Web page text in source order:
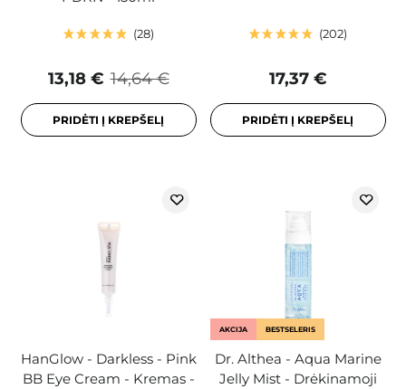
28
14,64 €
13,18 €
PRIDĖTI Į KREPŠELĮ
202
17,37 €
PRIDĖTI Į KREPŠELĮ
HanGlow - Darkless - Pink
BB Eye Cream - Kremas -
AKCIJA BESTSELERIS
Dr. Althea - Aqua Marine
Jelly Mist - Drėkinamoji